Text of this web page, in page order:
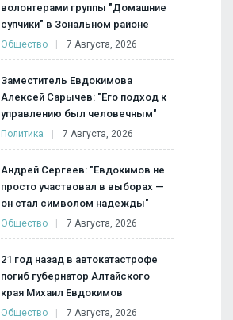
волонтерами группы "Домашние
супчики" в Зональном районе
Общество 7 Августа, 2026
Заместитель Евдокимова
Алексей Сарычев: "Его подход к
управлению был человечным"
Политика 7 Августа, 2026
Андрей Сергеев: "Евдокимов не
просто участвовал в выборах —
он стал символом надежды"
Общество 7 Августа, 2026
21 год назад в автокатастрофе
погиб губернатор Алтайского
края Михаил Евдокимов
Общество 7 Августа, 2026